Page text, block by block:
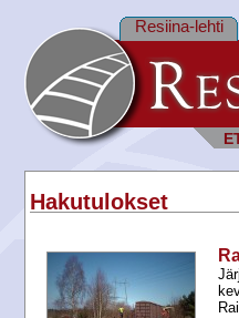
Resiina-lehti
Hakutulokset